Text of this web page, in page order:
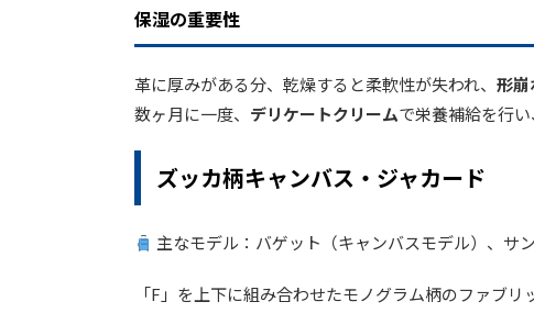
保湿の重要性
革に厚みがある分、乾燥すると柔軟性が失われ、 形崩
数ヶ月に一度、 デリケートクリームで栄養補給を行
ズッカ柄キャンバス・ジャカード
主なモデル：バゲット（キャンバスモデル）、サ
「F」を上下に組み合わせたモノグラム柄のファブリ